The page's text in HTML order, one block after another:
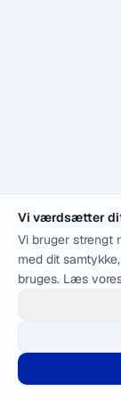
Vi værdsætter
Vi bruger strengt
med dit
bruges. Læs